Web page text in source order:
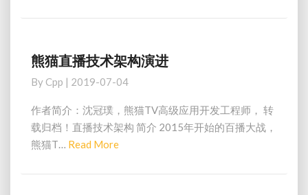
熊
直
播
技
术
架
熊猫直播技术架构演进
By Cpp | 2019-07-04
作者简介：沈冠璞，熊猫TV高级应用开发工程师， 转
载归档！直播技术架构 简介 2015年开始的百播大战，
熊猫T…
Read MoreRead